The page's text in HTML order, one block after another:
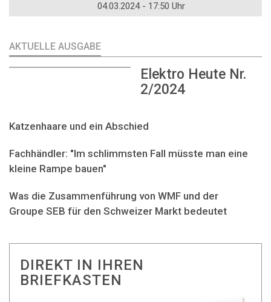
04.03.2024 - 17:50 Uhr
AKTUELLE AUSGABE
Elektro Heute Nr.
2/2024
Katzenhaare und ein Abschied
Fachhändler: "Im schlimmsten Fall müsste man eine
kleine Rampe bauen"
Was die Zusammenführung von WMF und der
Groupe SEB für den Schweizer Markt bedeutet
DIREKT IN IHREN
BRIEFKASTEN